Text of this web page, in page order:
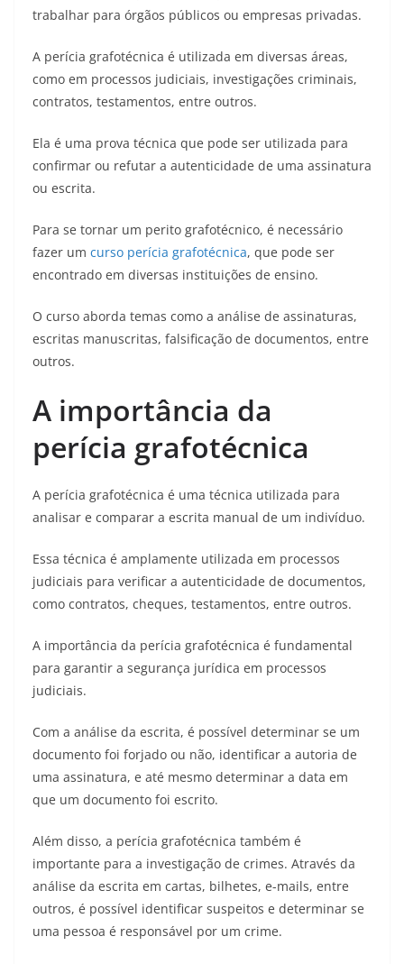
trabalhar para órgãos públicos ou empresas privadas.
A perícia grafotécnica é utilizada em diversas áreas,
como em processos judiciais, investigações criminais,
contratos, testamentos, entre outros.
Ela é uma prova técnica que pode ser utilizada para
confirmar ou refutar a autenticidade de uma assinatura
ou escrita.
Para se tornar um perito grafotécnico, é necessário
fazer um curso perícia grafotécnica, que pode ser
encontrado em diversas instituições de ensino.
O curso aborda temas como a análise de assinaturas,
escritas manuscritas, falsificação de documentos, entre
outros.
A importância da
perícia grafotécnica
A perícia grafotécnica é uma técnica utilizada para
analisar e comparar a escrita manual de um indivíduo.
Essa técnica é amplamente utilizada em processos
judiciais para verificar a autenticidade de documentos,
como contratos, cheques, testamentos, entre outros.
A importância da perícia grafotécnica é fundamental
para garantir a segurança jurídica em processos
judiciais.
Com a análise da escrita, é possível determinar se um
documento foi forjado ou não, identificar a autoria de
uma assinatura, e até mesmo determinar a data em
que um documento foi escrito.
Além disso, a perícia grafotécnica também é
importante para a investigação de crimes. Através da
análise da escrita em cartas, bilhetes, e-mails, entre
outros, é possível identificar suspeitos e determinar se
uma pessoa é responsável por um crime.